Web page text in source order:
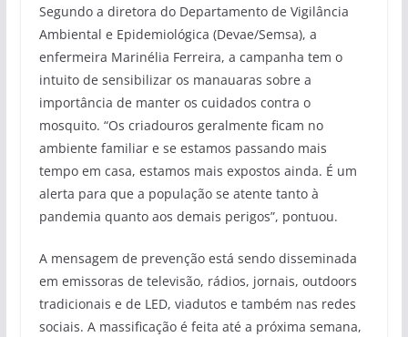
Segundo a diretora do Departamento de Vigilância
Ambiental e Epidemiológica (Devae/Semsa), a
enfermeira Marinélia Ferreira, a campanha tem o
intuito de sensibilizar os manauaras sobre a
importância de manter os cuidados contra o
mosquito. “Os criadouros geralmente ficam no
ambiente familiar e se estamos passando mais
tempo em casa, estamos mais expostos ainda. É um
alerta para que a população se atente tanto à
pandemia quanto aos demais perigos”, pontuou.
A mensagem de prevenção está sendo disseminada
em emissoras de televisão, rádios, jornais, outdoors
tradicionais e de LED, viadutos e também nas redes
sociais. A massificação é feita até a próxima semana,